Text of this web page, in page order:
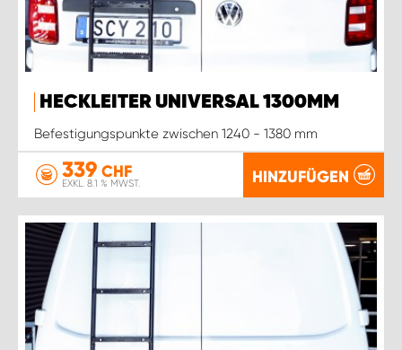
HECKLEITER UNIVERSAL 1300MM
Befestigungspunkte zwischen 1240 - 1380 mm
339 CHF
EXKL. 8.1 % MWST. HINZUFÜGEN